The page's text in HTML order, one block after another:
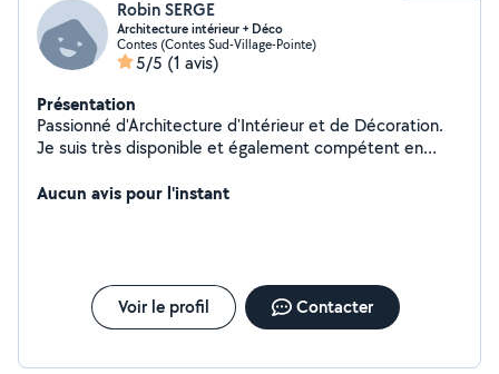
Robin SERGE
Architecture intérieur + Déco
Contes (Contes Sud-Village-Pointe)
5/5 (1 avis)
Présentation
Passionné d'Architecture d'Intérieur et de Décoration.
Je suis très disponible et également compétent en
Aucun avis pour l'instant
Voir le profil Contacter